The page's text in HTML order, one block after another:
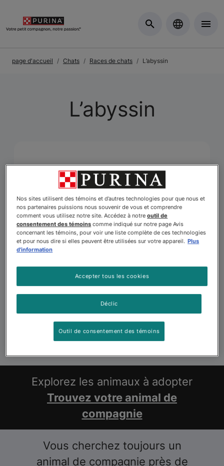
page d'accueil Chats Races de chats L’abyssin
L’abyssin
Explorez les animaux à adopter
Trouvez votre animal de
compagnie
Vous cherchez toujours un
animal de compagnie près de
Nos sites utilisent des témoins et d’autres technologies pour que nous et
nos partenaires puissions nous souvenir de vous et comprendre
comment vous utilisez notre site. Accédez à notreoutil de
consentement des témoins comme indiqué sur notre page Avis
concernant les témoins, pour voir une liste complète de ces technologies
et pour nous dire si elles peuvent être utilisées sur votre appareil. Plus
d'information
Déclic
Accepter tous les cookies
Outil de consentement des témoins